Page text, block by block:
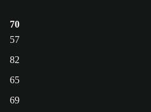
70
57
82
65
69